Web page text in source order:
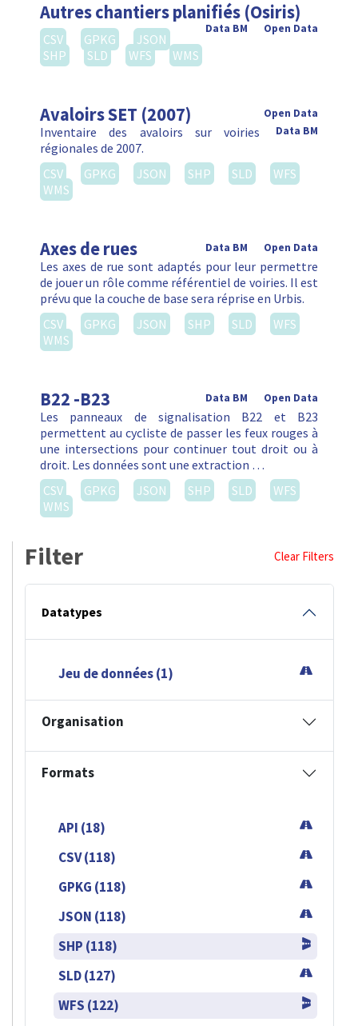
Autres chantiers planifiés (Osiris)
Open Data
Data BM
CSV GPKG
JSON
SHP
SLD WFS WMS
Avaloirs SET (2007)
Open Data
Data BM
Inventaire des avaloirs sur voiries
régionales de 2007.
CSV
GPKG JSON SHP SLD
WFS
WMS
Axes de rues Open Data
Data BM
Les axes de rue sont adaptés pour leur permettre
de jouer un rôle comme référentiel de voiries. Il est
prévu que la couche de base sera réprise en Urbis.
CSV
GPKG JSON SHP SLD
WFS
WMS
B22 -B23 Open Data
Data BM
Les panneaux de signalisation B22 et B23
permettent au cycliste de passer les feux rouges à
une intersections pour continuer tout droit ou à
droit. Les données sont une extraction …
CSV
GPKG JSON SHP SLD
WFS
WMS
Filter Clear Filters
Datatypes
Jeu de données (1)
Organisation
Formats
API (18)
CSV (118)
GPKG (118)
JSON (118)
SHP (118)
SLD (127)
WFS (122)